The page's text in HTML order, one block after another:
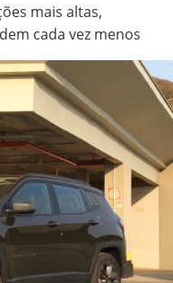
mais altas,
cada vez menos